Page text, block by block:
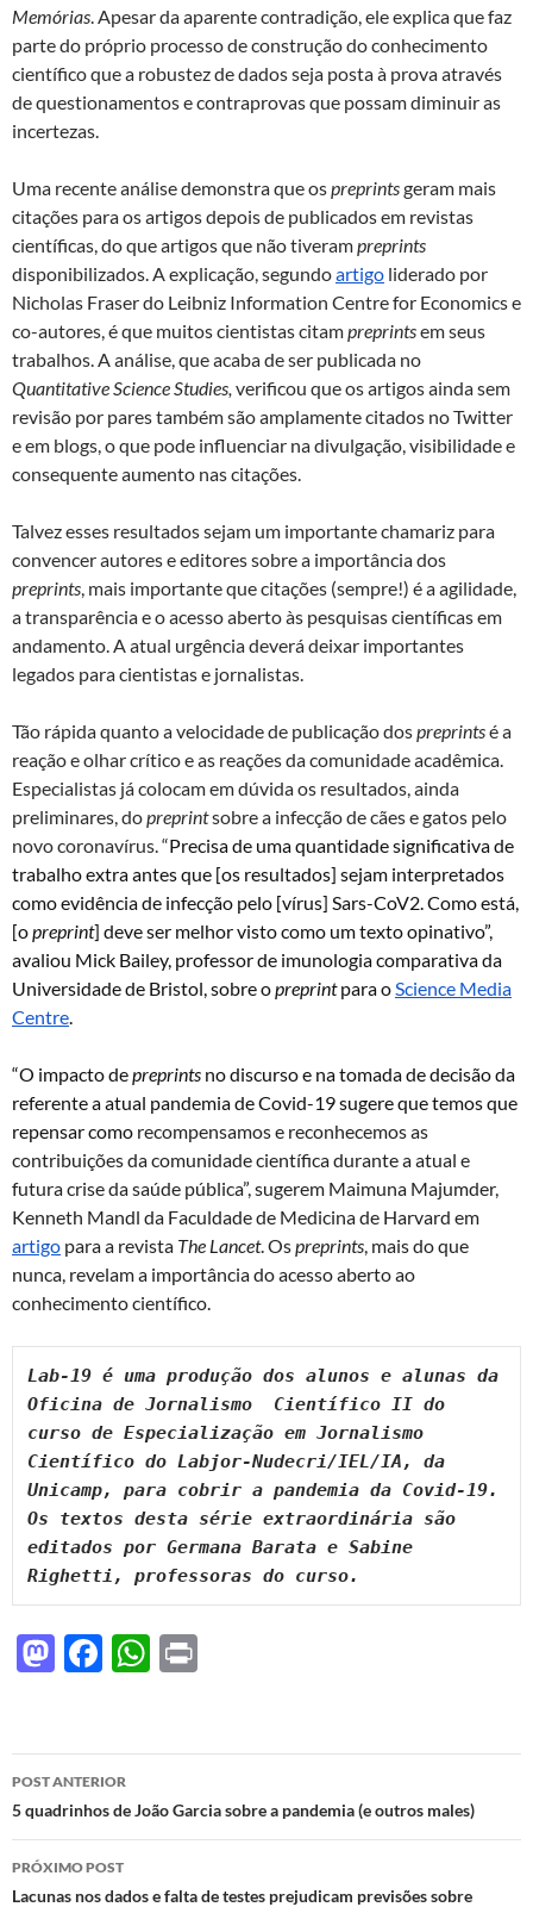
Memórias. Apesar da aparente contradição, ele explica que faz
parte do próprio processo de construção do conhecimento
científico que a robustez de dados seja posta à prova através
de questionamentos e contraprovas que possam diminuir as
incertezas.
Uma recente análise demonstra que ospreprintsgeram mais
citações para os artigos depois de publicados em revistas
científicas, do que artigos que não tiverampreprints
disponibilizados. A explicação, segundoartigo liderado por
Nicholas Fraser do Leibniz Information Centre for Economics e
co-autores, é que muitos cientistas citampreprintsem seus
trabalhos. A análise, que acaba de ser publicada no
Quantitative Science Studies, verificou que os artigos ainda sem
revisão por pares também são amplamente citados no Twitter
e em blogs, o que pode influenciar na divulgação, visibilidade e
consequente aumento nas citações.
Talvez esses resultados sejam um importante chamariz para
convencer autores e editores sobre a importância dos
preprints, mais importante que citações (sempre!) é a agilidade,
a transparência e o acesso aberto às pesquisas científicas em
andamento. A atual urgência deverá deixar importantes
legados para cientistas e jornalistas.
Tão rápida quanto a velocidade de publicação dospreprintsé a
reação e olhar crítico e as reações da comunidade acadêmica.
Especialistas já colocam em dúvida os resultados, ainda
preliminares, dopreprintsobre a infecção de cães e gatos pelo
novo coronavírus. “Precisa de uma quantidade significativa de
trabalho extra antes que [os resultados] sejam interpretados
como evidência de infecção pelo [vírus] Sars-CoV2. Como está,
[opreprint] deve ser melhor visto como um texto opinativo”,
avaliou Mick Bailey, professor de imunologia comparativa da
Universidade de Bristol, sobre opreprintpara oScience Media
Centre.
“O impacto depreprints no discurso e na tomada de decisão da
referente a atual pandemia de Covid-19 sugere que temos que
repensar como recompensamos e reconhecemos as
contribuições da comunidade científica durante a atual e
futura crise da saúde pública”, sugerem Maimuna Majumder,
Kenneth Mandl da Faculdade de Medicina de Harvard em
artigo para a revista The Lancet. Ospreprints, mais do que
nunca, revelam a importância do acesso aberto ao
conhecimento científico.
Lab-19 é uma produção dos alunos e alunas da
Oficina de Jornalismo  Científico II do
curso de Especialização em Jornalismo
Científico do Labjor-Nudecri/IEL/IA, da
Unicamp, para cobrir a pandemia da Covid-19.
Os textos desta série extraordinária são
editados por Germana Barata e Sabine
Righetti, professoras do curso.
M
d
o
n
F
b
o
o
k
W
s
A
p
p
Navegação
de
posts
POST ANTERIOR
5 quadrinhos de João Garcia sobre a pandemia (e outros males)
PRÓXIMO POST
Lacunas nos dados e falta de testes prejudicam previsões sobre